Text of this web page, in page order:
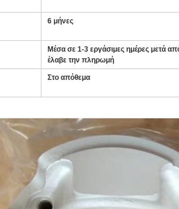
6 μήνες
Μέσα σε 1-3 εργάσιμες ημέρες μετά
έλαβε την πληρωμή
Στο απόθεμα